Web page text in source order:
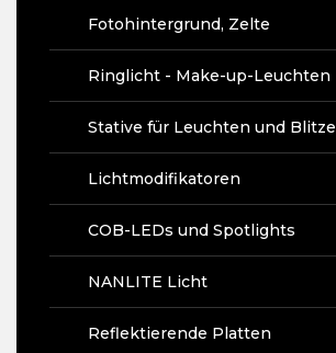
Fotohintergrund, Zelte
Ringlicht - Make-up-Leuchten
Stative für Leuchten und Blitze
Lichtmodifikatoren
COB-LEDs und Spotlights
NANLITE Licht
Reflektierende Platten